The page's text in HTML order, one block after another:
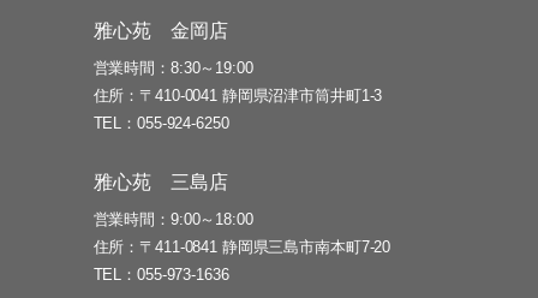
雅心苑 金岡店
営業時間
8:30～19:00
住所
〒410-0041 静岡県沼津市筒井町1-3
TEL
055-924-6250
雅心苑 三島店
営業時間
9:00～18:00
住所
〒411-0841 静岡県三島市南本町7-20
TEL
055-973-1636